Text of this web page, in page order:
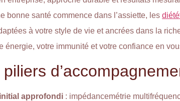
bonne santé commence dans l’assiette, les
à votre style de vie et ancrées dans la
énergie, votre immunité et votre confiance en
approfondi : impédancemétrie